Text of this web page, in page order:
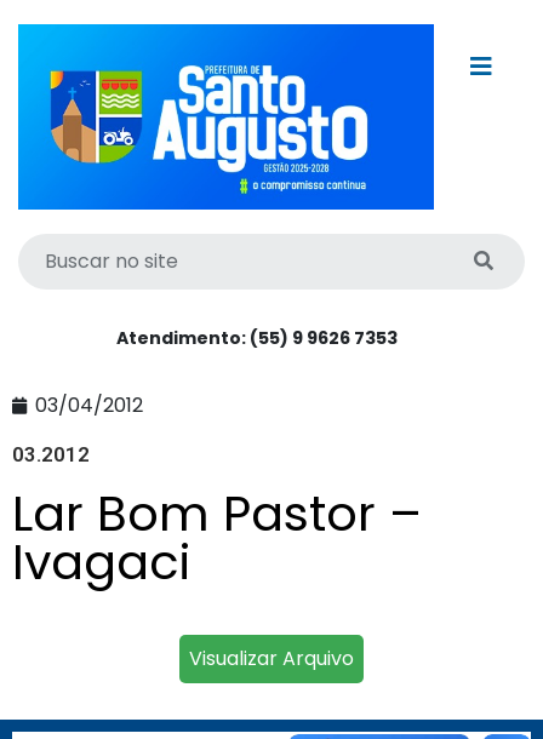
Atendimento: (55) 9 9626 7353
03/04/2012
03.2012
Lar Bom Pastor –
Ivagaci
Visualizar Arquivo